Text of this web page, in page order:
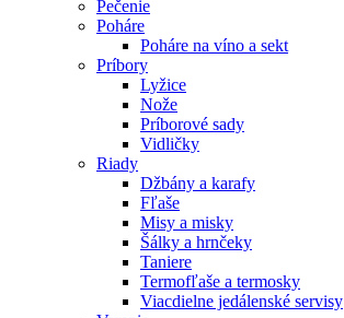
Pečenie
Poháre
Poháre na víno a sekt
Príbory
Lyžice
Nože
Príborové sady
Vidličky
Riady
Džbány a karafy
Fľaše
Misy a misky
Šálky a hrnčeky
Taniere
Termofľaše a termosky
Viacdielne jedálenské servisy